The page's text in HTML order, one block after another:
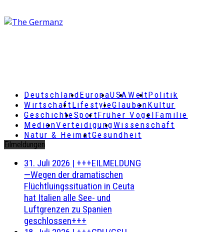
DeutschlandEuropaUSAWeltPolitik
Wirtschaft LifestyleGlaubenKultur
GeschichteSportFrüher Vogel Familie
MedienVerteidigungWissenschaft
Natur & HeimatGesundheit
Eilmeldungen
31. Juli 2026 | +++EILMELDUNG
—Wegen der dramatischen
Flüchtluingssituation in Ceuta
hat Italien alle See- und
Luftgrenzen zu Spanien
geschlossen+++